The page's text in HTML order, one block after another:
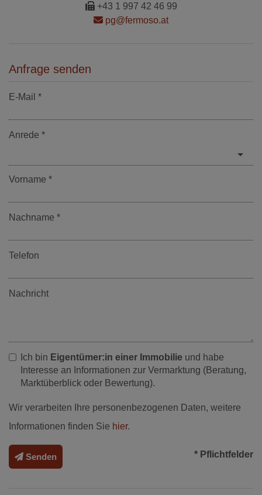
+43 1 997 42 46 99
pg@fermoso.at
Anfrage senden
E-Mail
Anrede
Vorname
Nachname
Telefon
Nachricht
Ich bin Eigentümer:in einer Immobilie und habe
Interesse an Informationen zur Vermarktung (Beratung,
Marktüberblick oder Bewertung).
Wir verarbeiten Ihre personenbezogenen Daten, weitere
Informationen finden Sie hier.
Senden * Pflichtfelder